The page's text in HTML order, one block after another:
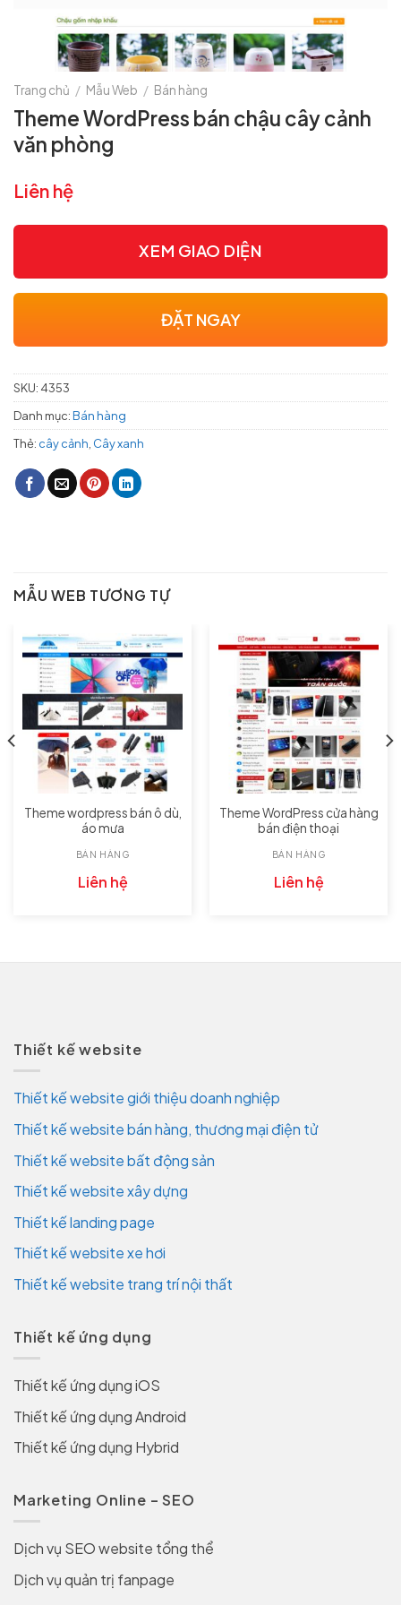
Trang chủ / Mẫu Web / Bán hàng
Theme WordPress bán chậu cây cảnh
văn phòng
Liên hệ
XEM GIAO DIỆN
ĐẶT NGAY
SKU: 4353
Danh mục:Bán hàng
Thẻ: cây cảnh Cây xanh
MẪU WEB TƯƠNG TỰ
BÁN HÀNG
Theme wordpress bán ô dù,
áo mưa
Liên hệ
BÁN HÀNG
Theme WordPress cửa hàng
bán điện thoại
Liên hệ
Thiết kế website
Thiết kế website giới thiệu doanh nghiệp
Thiết kế website bán hàng, thương mại điện tử
Thiết kế website bất động sản
Thiết kế website xây dựng
Thiết kế landing page
Thiết kế website xe hơi
Thiết kế website trang trí nội thất
Thiết kế ứng dụng
Thiết kế ứng dụng iOS
Thiết kế ứng dụng Android
Thiết kế ứng dụng Hybrid
Marketing Online – SEO
Dịch vụ SEO website tổng thể
Dịch vụ quản trị fanpage